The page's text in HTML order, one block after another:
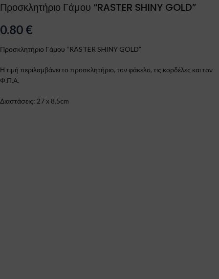
Προσκλητήριο Γάμου “RASTER SHINY GOLD”
0.80 €
Προσκλητήριο Γάμου “RASTER SHINY GOLD”
Η τιμή περιλαμβάνει το προσκλητήριο, τον φάκελο, τις κορδέλες και τον
Φ.Π.Α.
Διαστάσεις: 27 x 8,5cm